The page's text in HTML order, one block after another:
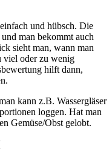
und hübsch. Die
man bekommt auch
sieht man, wann man
viel oder zu wenig
hilft dann,
kann z.B. Wassergläser
loggen. Hat man
Gemüse/Obst gelobt.